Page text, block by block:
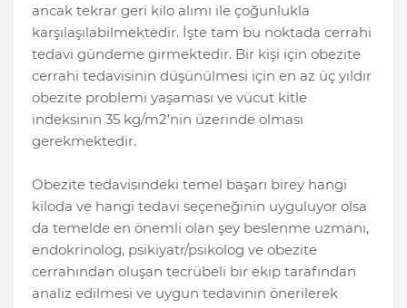
ancak tekrar geri kilo alımı ile çoğunlukla
karşılaşılabilmektedir. İşte tam bu noktada cerrahi
tedavi gündeme girmektedir. Bir kişi için obezite
cerrahi tedavisinin düşünülmesi için en az üç yıldır
obezite problemi yaşaması ve vücut kitle
indeksinin 35 kg/m2’nin üzerinde olması
gerekmektedir.
Obezite tedavisindeki temel başarı birey hangi
kiloda ve hangi tedavi seçeneğinin uyguluyor olsa
da temelde en önemli olan şey beslenme uzmanı,
endokrinolog, psikiyatr/psikolog ve obezite
cerrahından oluşan tecrübeli bir ekip tarafından
analiz edilmesi ve uygun tedavinin önerilerek